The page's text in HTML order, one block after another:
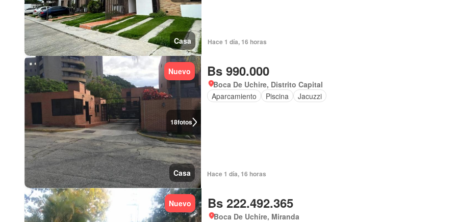
Casa Hace 1 día, 16 horas
18fotos
Nuevo
Casa
Bs 990.000
Boca De Uchire, Distrito Capital
Aparcamiento
Piscina Jacuzzi
Hace 1 día, 16 horas
Nuevo Bs 222.492.365
Boca De Uchire, Miranda